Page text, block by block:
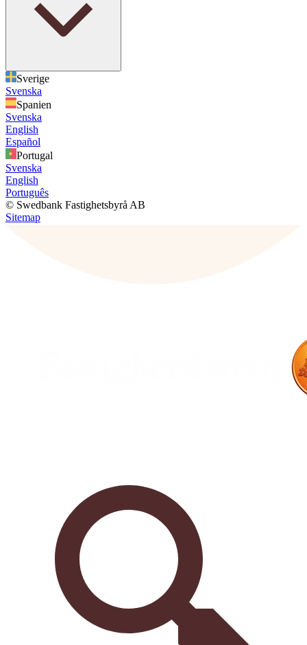
Sverige
Svenska
Spanien
Svenska
English
Español
Portugal
Svenska
English
Português
© Swedbank Fastighetsbyrå AB
Sitemap